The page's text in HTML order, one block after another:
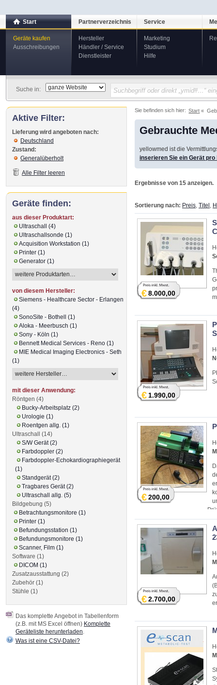
Start
Geräte kaufen
Ausschreibungen
Partnerverzeichnis
Hersteller
Händler / Service
Dienstleister
Service
Marketing
Studium
Hilfe
Suche in:
Sie befinden sich hier: Start
Gebrauchte
yellowmed ist die
inserieren Sie ein Gerät
Ergebnisse von 15 anzeigen.
Sortierung nach: Preis Titel
€8.000,00
€1.990,00
€200,00
€2.700,00
Aktive Filter:
Lieferung wird angeboten nach:
Deutschland
Zustand:
Generalüberholt
Alle Filter leeren
Geräte finden:
aus dieser Produktart:
Ultraschall (4)
Ultraschallsonde (1)
Acquisition Workstation (1)
Printer (1)
Generator (1)
von diesem Hersteller:
Siemens - Healthcare Sector - Erlangen
(4)
SonoSite - Bothell (1)
Aloka - Meerbusch (1)
Sony - Köln (1)
Bennett Medical Services - Reno (1)
MIE Medical Imaging Electronics - Seth
(1)
mit dieser Anwendung:
Röntgen (4)
Bucky-Arbeitsplatz (2)
Urologie (1)
Roentgen allg. (1)
Ultraschall (14)
S/W Gerät (2)
Farbdoppler (2)
Farbdoppler-Echokardiographiegerät
(1)
Standgerät (2)
Tragbares Gerät (2)
Ultraschall allg. (5)
Bildgebung (5)
Betrachtungsmonitore (1)
Printer (1)
Befundungsstation (1)
Befundungsmonitore (1)
Scanner, Film (1)
Software (1)
DICOM (1)
Zusatzausstattung (2)
Zubehör (1)
Stühle (1)
Das komplette Angebot in Tabellenform
(z.B. mit MS Excel öffnen) Komplette
Geräteliste herunterladen.
Was ist eine CSV-Datei?